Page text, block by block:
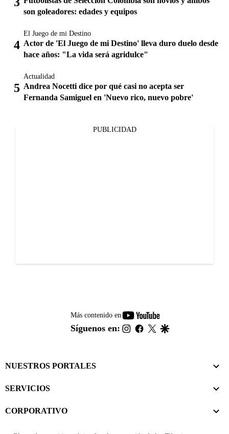
son goleadores: edades y equipos
El Juego de mi Destino
Actor de 'El Juego de mi Destino' lleva duro duelo desde
hace años: "La vida será agridulce"
Actualidad
Andrea Nocetti dice por qué casi no acepta ser
Fernanda Samiguel en 'Nuevo rico, nuevo pobre'
PUBLICIDAD
Más contenido en
youtube-
footer
Síguenos en: instagram
facebook
twitter
NUESTROS PORTALES
SERVICIOS
CORPORATIVO